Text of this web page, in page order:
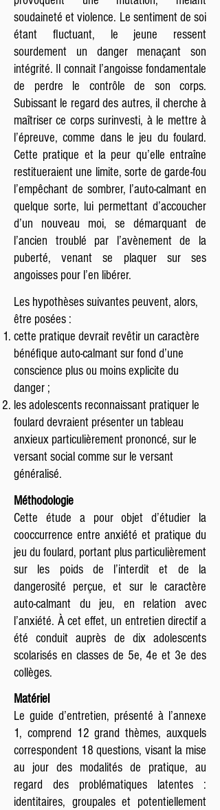
soudaineté et violence. Le sentiment de soi
étant fluctuant, le jeune ressent
sourdement un danger menaçant son
intégrité. Il connait l’angoisse fondamentale
de perdre le contrôle de son corps.
Subissant le regard des autres, il cherche à
maîtriser ce corps surinvesti, à le mettre à
l’épreuve, comme dans le jeu du foulard.
Cette pratique et la peur qu’elle entraîne
restitueraient une limite, sorte de garde-fou
l’empêchant de sombrer, l’auto-calmant en
quelque sorte, lui permettant d’accoucher
d’un nouveau moi, se démarquant de
l’ancien troublé par l’avènement de la
puberté, venant se plaquer sur ses
angoisses pour l’en libérer.
Les hypothèses suivantes peuvent, alors,
être posées :
cette pratique devrait revêtir un caractère
bénéfique auto-calmant sur fond d’une
conscience plus ou moins explicite du
danger ;
les adolescents reconnaissant pratiquer le
foulard devraient présenter un tableau
anxieux particulièrement prononcé, sur le
versant social comme sur le versant
généralisé.
Méthodologie
Cette étude a pour objet d’étudier la
cooccurrence entre anxiété et pratique du
jeu du foulard, portant plus particulièrement
sur les poids de l’interdit et de la
dangerosité perçue, et sur le caractère
auto-calmant du jeu, en relation avec
l’anxiété. À cet effet, un entretien directif a
été conduit auprès de dix adolescents
scolarisés en classes de 5e, 4e et 3e des
collèges.
Matériel
Le guide d’entretien, présenté à l’annexe
1, comprend 12 grand thèmes, auxquels
correspondent 18 questions, visant la mise
au jour des modalités de pratique, au
regard des problématiques latentes :
identitaires, groupales et potentiellement